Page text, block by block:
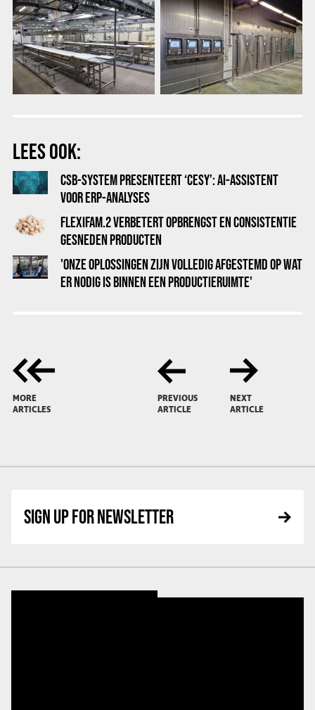
LEES OOK:
CSB-SYSTEM PRESENTEERT ‘CESY’: AI-ASSISTENT
VOOR ERP-ANALYSES
FLEXIFAM.2 VERBETERT OPBRENGST EN CONSISTENTIE
GESNEDEN PRODUCTEN
'ONZE OPLOSSINGEN ZIJN VOLLEDIG AFGESTEMD OP WAT
ER NODIG IS BINNEN EEN PRODUCTIERUIMTE'
MORE
ARTICLES
PREVIOUS
ARTICLE
NEXT
ARTICLE
SIGN UP FOR NEWSLETTER